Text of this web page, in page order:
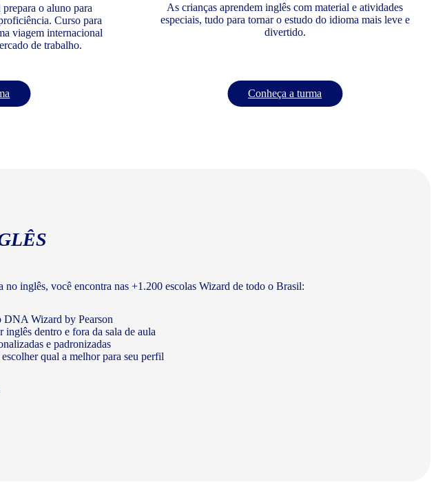
o aluno para
Curso para
viagem internacional
de trabalho.
As crianças aprendem inglês com material e atividades
especiais, tudo para tornar o estudo do idioma mais leve e
divertido.
Conheça a turma
inglês, você encontra nas +1.200 escolas Wizard de todo o Brasil:
DNA Wizard by Pearson
dentro e fora da sala de aula
e padronizadas
qual a melhor para seu perfil